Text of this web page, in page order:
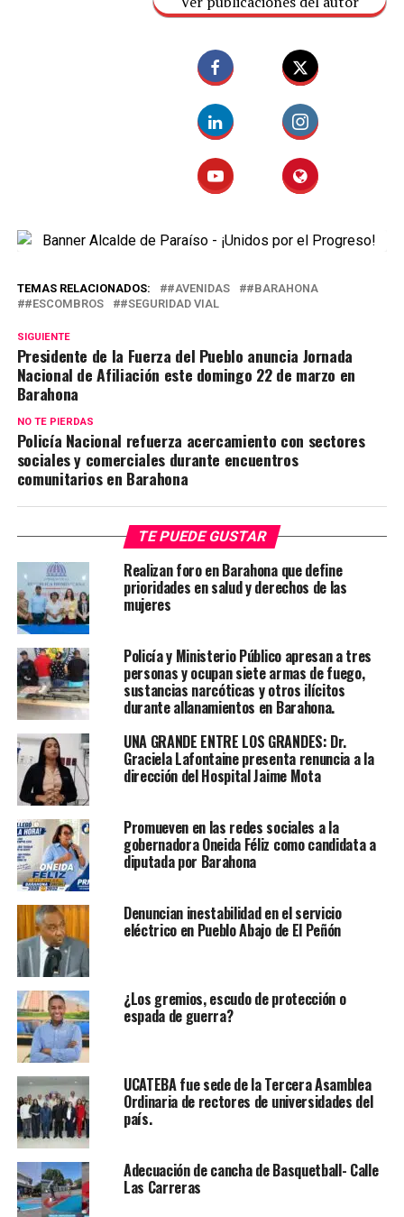
TEMAS RELACIONADOS: #AVENIDAS
#BARAHONA
#ESCOMBROS
#SEGURIDAD VIAL
SIGUIENTE
Presidente de la Fuerza del Pueblo anuncia Jornada
Nacional de Afiliación este domingo 22 de marzo en
Barahona
NO TE PIERDAS
Policía Nacional refuerza acercamiento con sectores
sociales y comerciales durante encuentros
comunitarios en Barahona
TE PUEDE GUSTAR
Realizan foro en Barahona que define
prioridades en salud y derechos de las
mujeres
Policía y Ministerio Público apresan a tres
personas y ocupan siete armas de fuego,
sustancias narcóticas y otros ilícitos
durante allanamientos en Barahona.
UNA GRANDE ENTRE LOS GRANDES: Dr.
Graciela Lafontaine presenta renuncia a la
dirección del Hospital Jaime Mota
Promueven en las redes sociales a la
gobernadora Oneida Féliz como candidata a
diputada por Barahona
Denuncian inestabilidad en el servicio
eléctrico en Pueblo Abajo de El Peñón
¿Los gremios, escudo de protección o
espada de guerra?
UCATEBA fue sede de la Tercera Asamblea
Ordinaria de rectores de universidades del
país.
Adecuación de cancha de Basquetball- Calle
Las Carreras